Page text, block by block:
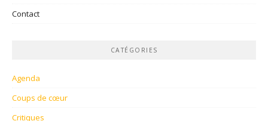
Contact
CATÉGORIES
Agenda
Coups de cœur
Critiques